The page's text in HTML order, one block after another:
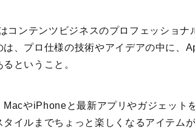
コンテンツビジネスのプロフェッショ
は、プロ仕様の技術やアイデアの中に、
ということ。
MacやiPhoneと最新アプリやガジェット
タイルまでちょっと楽しくなるアイテム